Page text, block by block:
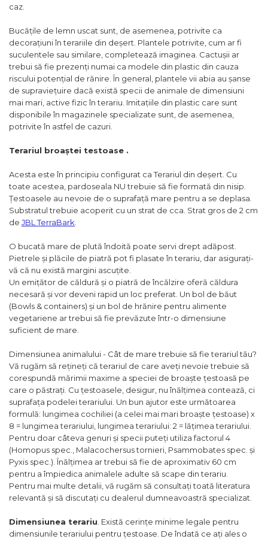
caz.
Bucățile de lemn uscat sunt, de asemenea, potrivite ca
decorațiuni în terariile din deșert. Plantele potrivite, cum ar fi
suculentele sau similare, completează imaginea. Cactușii ar
trebui să fie prezenți numai ca modele din plastic din cauza
riscului potențial de rănire. În general, plantele vii abia au șanse
de supraviețuire dacă există specii de animale de dimensiuni
mai mari, active fizic în terariu. Imitațiile din plastic care sunt
disponibile în magazinele specializate sunt, de asemenea,
potrivite în astfel de cazuri.
Terariul broaștei testoase .
Acesta este în principiu configurat ca Terariul din deșert. Cu
toate acestea, pardoseala NU trebuie să fie formată din nisip.
Țestoasele au nevoie de o suprafață mare pentru a se deplasa.
Substratul trebuie acoperit cu un strat de cca. Strat gros de 2 cm
de JBL TerraBark
O bucată mare de plută îndoită poate servi drept adăpost.
Pietrele și plăcile de piatră pot fi plasate în terariu, dar asigurați-
vă că nu există margini ascuțite.
Un emițător de căldură și o piatră de încălzire oferă căldura
necesară și vor deveni rapid un loc preferat. Un bol de băut
(Bowls & containers) și un bol de hrănire pentru alimente
vegetariene ar trebui să fie prevăzute într-o dimensiune
suficient de mare.
Dimensiunea animalului - Cât de mare trebuie să fie terariul tău?
Vă rugăm să rețineți că terariul de care aveți nevoie trebuie să
corespundă mărimii maxime a speciei de broaște țestoasă pe
care o păstrați. Cu țestoasele, desigur, nu înălțimea contează, ci
suprafața podelei terariului. Un bun ajutor este următoarea
formulă: lungimea cochiliei (a celei mai mari broaște țestoase) x
8 = lungimea terariului, lungimea terariului: 2 = lățimea terariului.
Pentru doar câteva genuri și specii puteți utiliza factorul 4
(Homopus spec., Malacochersus tornieri, Psammobates spec. și
Pyxis spec.). Înălțimea ar trebui să fie de aproximativ 60 cm
pentru a împiedica animalele adulte să scape din terariu.
Pentru mai multe detalii, vă rugăm să consultați toată literatura
relevantă și să discutați cu dealerul dumneavoastră specializat.
Dimensiunea terariu . Există cerințe minime legale pentru
dimensiunile terariului pentru țestoase. De îndată ce ați ales o